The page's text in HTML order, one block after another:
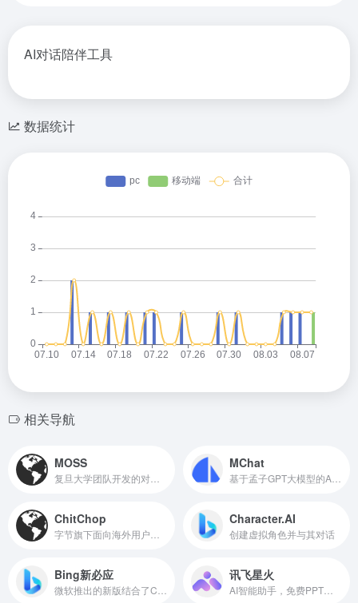
AI对话陪伴工具
数据统计
相关导航
MOSS MChat
ChitChop Character.AI
创建虚拟角色并与其对话
Bing新必应 讯飞星火